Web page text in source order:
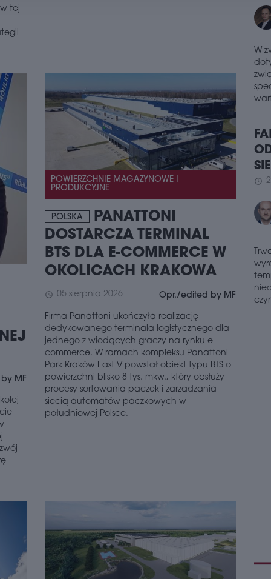
tej
MF
POWIERZCHNIE MAGAZYNOWE I
PRODUKCYJNE
POLSKA
PANATTONI
DOSTARCZA TERMINAL
BTS DLA E-COMMERCE W
OKOLICACH KRAKOWA
schedule 05 sierpnia 2026 Opr./edited by MF
Firma Panattoni ukończyła realizację
dedykowanego terminala logistycznego dla
jednego z wiodących graczy na rynku e-
commerce. W ramach kompleksu Panattoni
Park Kraków East V powstał obiekt typu BTS o
powierzchni blisko 8 tys. mkw., który obsłuży
procesy sortowania paczek i zarządzania
siecią automatów paczkowych w
południowej Polsce.
DO
schedule
W
W
schedule